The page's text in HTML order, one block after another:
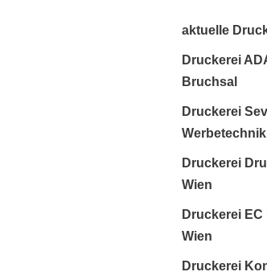
aktuelle
Druckerei
Bruchsal
Druckerei
Druckerei
Wien
Druckerei
Wien
Druckerei